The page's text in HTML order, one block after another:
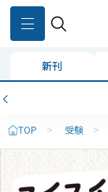
新刊
TOP > 受験 >